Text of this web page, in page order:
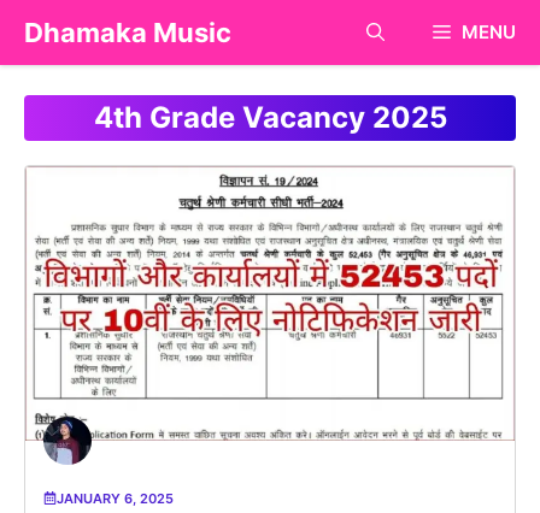
Skip
content
Dhamaka Music MENU
4th Grade Vacancy 2025
JANUARY 6, 2025